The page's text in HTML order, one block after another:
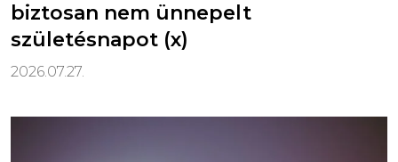
biztosan nem ünnepelt
születésnapot (x)
2026.07.27.